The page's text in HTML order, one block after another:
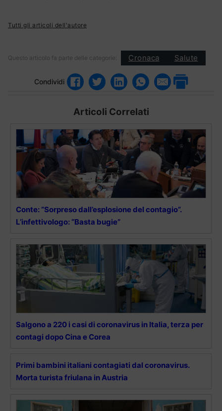
Tutti gli articoli dell'autore
Questo articolo fa parte delle categorie: Cronaca Salute
Condividi
Articoli Correlati
Conte: “Sorpreso dall’esplosione del contagio”.
L’infettivologo: “Basta bugie”
Salgono a 220 i casi di coronavirus in Italia, terza per
contagi dopo Cina e Corea
Primi bambini italiani contagiati dal coronavirus.
Morta turista friulana in Austria